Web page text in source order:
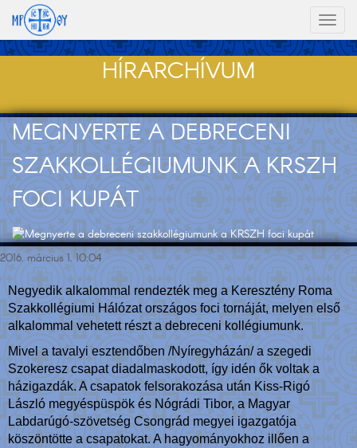
HÍRARCHÍVUM
MEGNYERTE A DEBRECENI
SZAKKOLLÉGIUMUNK A KRSZH
FOCI KUPÁT
2016. március 1. 10:04
Negyedik alkalommal rendezték meg a Keresztény Roma
Szakkollégiumi Hálózat országos foci tornáját, melyen első
alkalommal vehetett részt a debreceni kollégiumunk.
Mivel a tavalyi esztendőben /Nyíregyházán/ a szegedi
Szokeresz csapat diadalmaskodott, így idén ők voltak a
házigazdák. A csapatok felsorakozása után Kiss-Rigó
László megyéspüspök és Nógrádi Tibor, a Magyar
Labdarúgó-szövetség Csongrád megyei igazgatója
köszöntötte a csapatokat. A hagyományokhoz illően a